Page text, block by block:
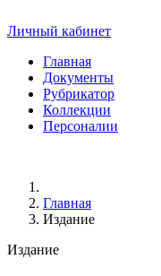
Личный кабинет
Главная
Документы
Рубрикатор
Коллекции
Персоналии
Главная
Издание
Издание